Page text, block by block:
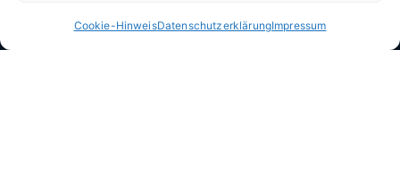
Cookie-HinweisDatenschutzerklärungImpressum
Rosengarten 21, 77972 Mahlberg